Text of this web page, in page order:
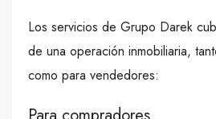
Los servicios de Grupo Darek
de una operación inmobiliaria,
como para vendedores: